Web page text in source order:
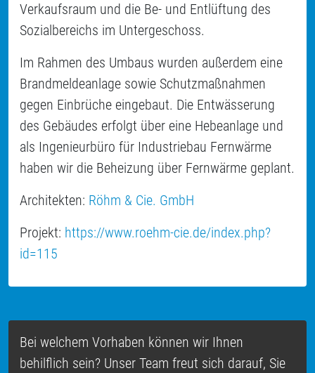
Verkaufsraum und die Be- und Entlüftung des
Sozialbereichs im Untergeschoss.
Im Rahmen des Umbaus wurden außerdem eine
Brandmeldeanlage sowie Schutzmaßnahmen
gegen Einbrüche eingebaut. Die Entwässerung
des Gebäudes erfolgt über eine Hebeanlage und
als Ingenieurbüro für Industriebau Fernwärme
haben wir die Beheizung über Fernwärme geplant.
Architekten: Röhm & Cie. GmbH
Projekt: https://www.roehm-cie.de/index.php?
id=115
Bei welchem Vorhaben können wir Ihnen
behilflich sein? Unser Team freut sich darauf, Sie